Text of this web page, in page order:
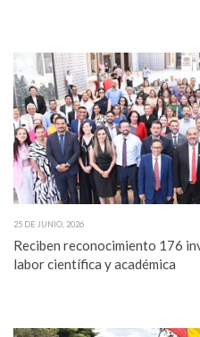
25 DE JUNIO, 2026
Reciben reconocimiento 176
labor científica y académica